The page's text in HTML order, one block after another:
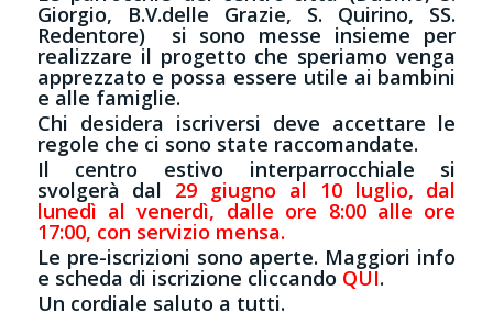
Giorgio, B.V.delle Grazie, S. Quirino, SS.
Redentore) si sono messe insieme per
realizzare il progetto che speriamo venga
apprezzato e possa essere utile ai bambini
e alle famiglie.
Chi desidera iscriversi deve accettare le
regole che ci sono state raccomandate.
Il centro estivo interparrocchiale si
svolgerà dal 29 giugno al 10 luglio, dal
lunedì al venerdì, dalle ore 8:00 alle ore
17:00, con servizio mensa.
Le pre-iscrizioni sono aperte. Maggiori info
e scheda di iscrizione cliccando QUI.
Un cordiale saluto a tutti.